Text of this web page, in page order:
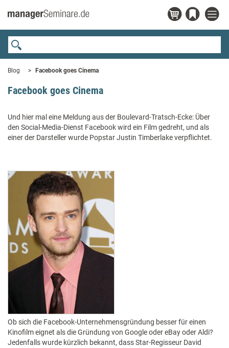
Blog Facebook goes Cinema
Facebook goes Cinema
Und hier mal eine Meldung aus der Boulevard-Tratsch-Ecke: Über
den Social-Media-Dienst Facebook wird ein Film gedreht, und als
einer der Darsteller wurde Popstar Justin Timberlake verpflichtet.
Ob sich die Facebook-Unternehmensgründung besser für einen
Kinofilm eignet als die Gründung von Google oder eBay oder Aldi?
Jedenfalls wurde kürzlich bekannt, dass Star-Regisseur David